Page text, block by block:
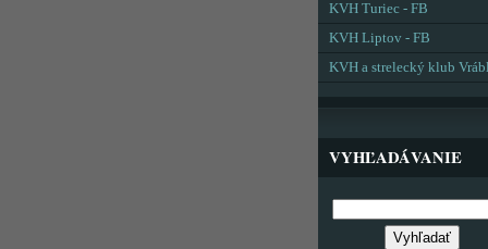
KVH Turiec - FB
KVH Liptov - FB
KVH a strelecký klub
VYHĽADÁVANIE